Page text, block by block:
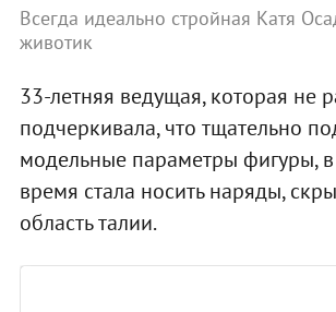
Всегда идеально стройная Катя
животик
33-летняя ведущая, которая не
подчеркивала, что тщательно
модельные параметры фигуры,
время стала носить наряды,
область талии.